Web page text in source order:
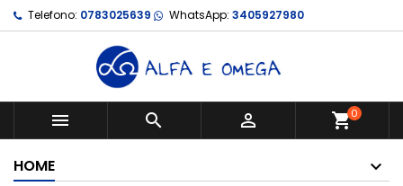
Telefono: 0783025639 WhatsApp: 3405927980
   shopping_cart0
HOME